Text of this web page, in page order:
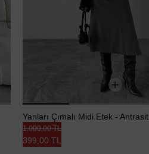
Yanları Çımalı Midi Etek - Antrasit
399,00 TL
1.000,00 TL